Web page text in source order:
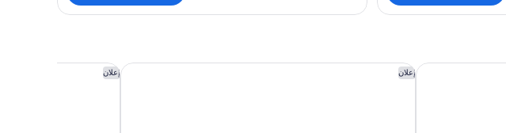
Adults
إعلان
هوتل إنديجو بلايا ديل كارما باي آيتش جي إعلان
جراند فيلاس ريفييرا